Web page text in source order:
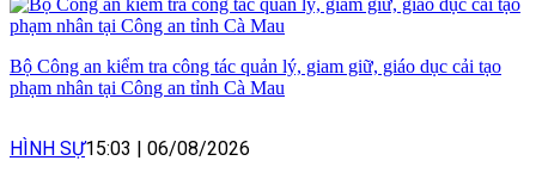
Bộ Công an kiểm tra công tác quản lý, giam giữ, giáo dục cải tạo
phạm nhân tại Công an tỉnh Cà Mau
HÌNH SỰ15:03 06/08/2026